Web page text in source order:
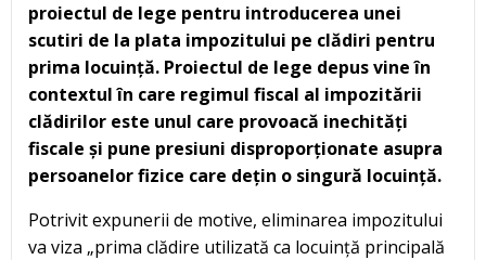
proiectul de lege pentru introducerea unei
scutiri de la plata impozitului pe clădiri pentru
prima locuință. Proiectul de lege depus vine în
contextul în care regimul fiscal al impozitării
clădirilor este unul care provoacă inechități
fiscale și pune presiuni disproporționate asupra
persoanelor fizice care dețin o singură locuință.
Potrivit expunerii de motive, eliminarea impozitului
va viza „prima clădire utilizată ca locuință principală